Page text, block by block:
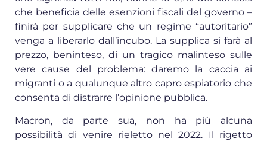
che beneficia delle esenzioni fiscali del governo –
finirà per supplicare che un regime “autoritario”
venga a liberarlo dall’incubo. La supplica si farà al
prezzo, beninteso, di un tragico malinteso sulle
vere cause del problema: daremo la caccia ai
migranti o a qualunque altro capro espiatorio che
consenta di distrarre l’opinione pubblica.
Macron, da parte sua, non ha più alcuna
possibilità di venire rieletto nel 2022. Il rigetto